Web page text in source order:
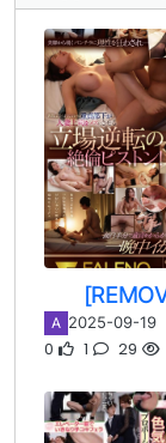
A 2025-09-19
0 1 29